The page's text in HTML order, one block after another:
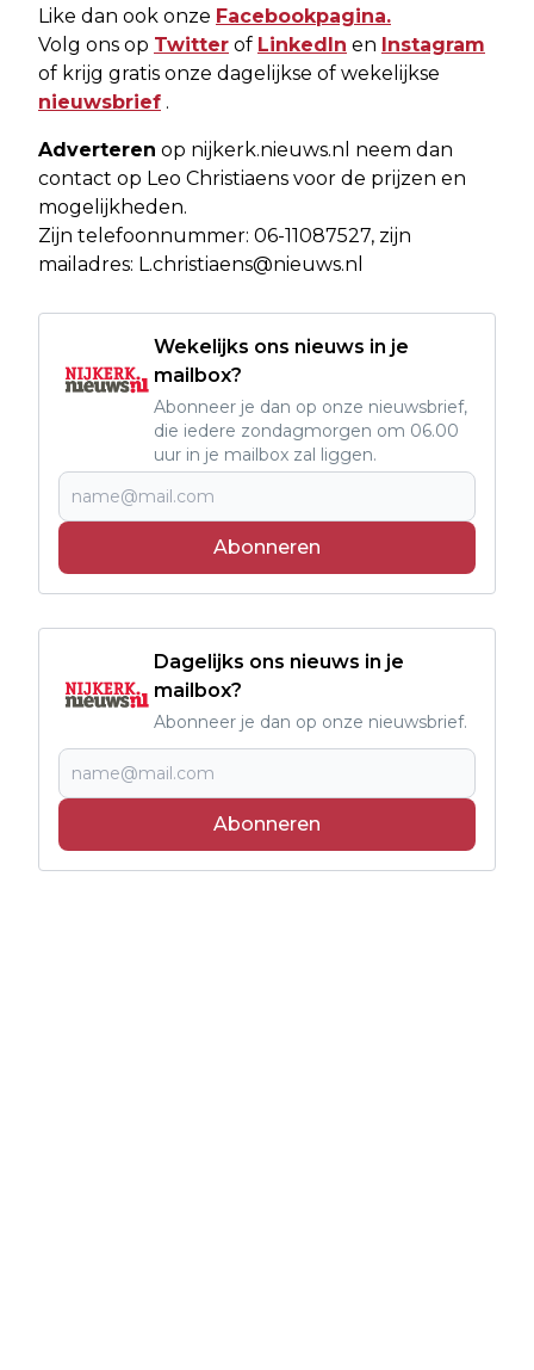
Like dan ook onze Facebookpagina.
Volg ons op Twitter of LinkedIn en Instagram
of krijg gratis onze dagelijkse of wekelijkse
nieuwsbrief .
Adverteren op nijkerk.nieuws.nl neem dan
contact op Leo Christiaens voor de prijzen en
mogelijkheden.
Zijn telefoonnummer: 06-11087527, zijn
mailadres: L.christiaens@nieuws.nl
Wekelijks ons nieuws in je
mailbox?
Abonneer je dan op onze nieuwsbrief,
die iedere zondagmorgen om 06.00
uur in je mailbox zal liggen.
Abonneren
Dagelijks ons nieuws in je
mailbox?
Abonneer je dan op onze nieuwsbrief.
Abonneren